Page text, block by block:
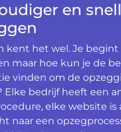
en
kent het wel. Je
maar hoe kun je de
vinden om de
Elke bedrijf heeft een
elke website is
naar een